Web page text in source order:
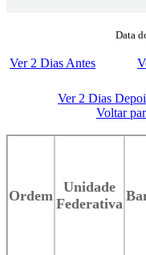
Data
Ver 2 Dias Antes
Ver 2 Dias
Voltar
Ordem
Unidade
Federativa